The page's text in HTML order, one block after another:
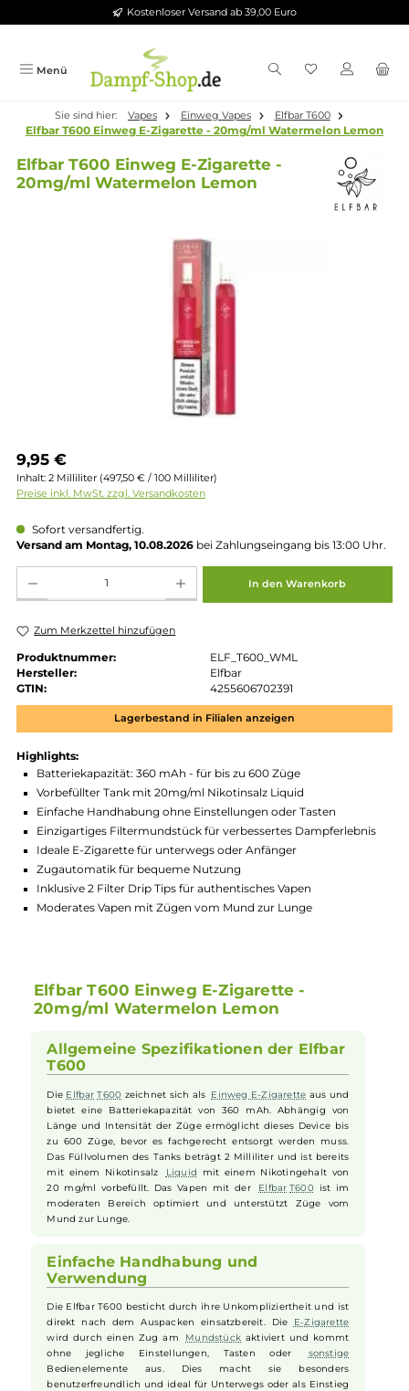
Zum Hauptinhalt springenKostenloser Versand ab 39,00 Euro
Menü
Sie sind hier: Vapes Einweg Vapes Elfbar T600
Elfbar T600 Einweg E-Zigarette -
Inhalt:2 Milliliter(497,50 € / 100 Milliliter)
Preise inkl. MwSt. zzgl. Versandkosten
Sofort versandfertig.
Versand am Montag, 10.08.2026bei Zahlungseingang bis 13:00
Produkt Anzahl: Gib den gewünschten Wert ein oder benutze die Schaltflächen um
Produktnummer: ELF_T600_WML
Hersteller:
GTIN:
Lagerbestand in Filialen anzeigen
Highlights:
Batteriekapazität: 360 mAh - für bis zu 600 Züge
Vorbefüllter Tank mit 20mg/ml Nikotinsalz Liquid
Einfache Handhabung ohne Einstellungen oder Tasten
Inklusive 2 Filter Drip Tips für authentisches Vapen
Moderates Vapen mit Zügen vom Mund zur Lunge
Elfbar T600 Einweg E-Zigarette -
20mg/ml Watermelon Lemon
Allgemeine Spezifikationen der Elfbar
T600
DieElfbar T600
zu 600 Züge, bevor es fachgerecht entsorgt werden muss.
Das Füllvolumen des Tanks beträgt 2 Milliliter und ist bereits
mit einem Nikotinsalz Liquidmit einem Nikotingehalt von
20 mg/ml vorbefüllt. Das Vapen mit der Elfbar T600
moderaten Bereich optimiert und unterstützt Züge vom
Mund zur Lunge.